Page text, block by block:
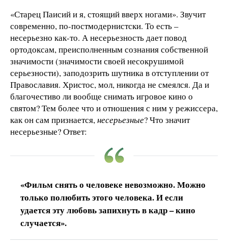
«Старец Паисий и я, стоящий вверх ногами». Звучит
современно, по-постмодернистски. То есть –
несерьезно как-то. А несерьезность дает повод
ортодоксам, преисполненным сознания собственной
значимости (значимости своей несокрушимой
серьезности), заподозрить шутника в отступлении от
Православия. Христос, мол, никогда не смеялся. Да и
благочестиво ли вообще снимать игровое кино о
святом? Тем более что и отношения с ним у режиссера,
как он сам признается,несерьезные? Что значит
несерьезные? Ответ:
«Фильм снять о человеке невозможно. Можно
только полюбить этого человека. И если
удается эту любовь запихнуть в кадр – кино
случается».